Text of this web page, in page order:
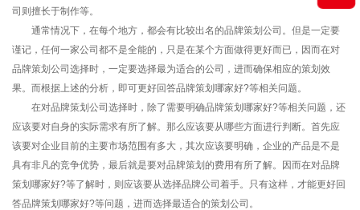
司则擅长于制作等。
通常情况下，在每个地方，都会有比较出名的品牌策划公司。但是一定要
谨记，任何一家公司都不是全能的，只是在某个方面做得更好而已，因而在对
品牌策划公司选择时，一定要选择最为适合的公司，进而确保相应的策划效
果。而根据上述的分析，即可更好回答品牌策划哪家好?等相关问题。
在对品牌策划公司选择时，除了需要明确品牌策划哪家好?等相关问题，还
应该要对自身的实际需求有所了解。那么应该要从哪些方面进行判断。首先应
该要对企业目前的主要市场范围有多大，其次应该要明确，企业的产品是不是
具有非凡的竞争优势，最后就是要对品牌策划的费用有所了解。因而在对品牌
策划哪家好?等了解时，则应该要从选择品牌公司着手。只有这样，才能更好回
答品牌策划哪家好?等问题，进而选择最适合的策划公司。